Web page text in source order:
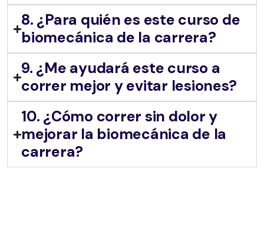
8. ¿Para quién es este curso de
biomecánica de la carrera?
9. ¿Me ayudará este curso a
correr mejor y evitar lesiones?
10. ¿Cómo correr sin dolor y
mejorar la biomecánica de la
carrera?